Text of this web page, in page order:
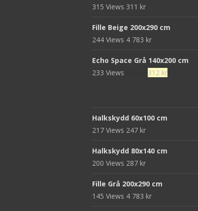
315 Views 311 kr
Fille Beige 200x290 cm
244 Views 4 783 kr
Echo Space Grå 140x200 cm
233 Views
Det
952 kr.
312 krDet
Halkskydd 60x100 cm
217 Views 247 kr
Halkskydd 80x140 cm
200 Views 287 kr
Fille Grå 200x290 cm
145 Views 4 783 kr